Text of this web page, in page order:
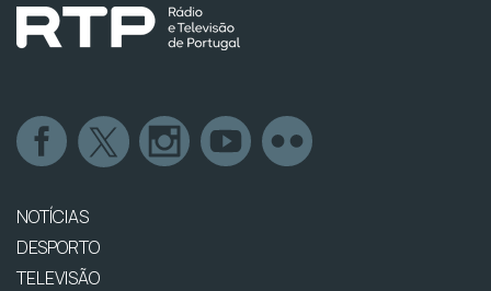
NOTÍCIAS
DESPORTO
TELEVISÃO